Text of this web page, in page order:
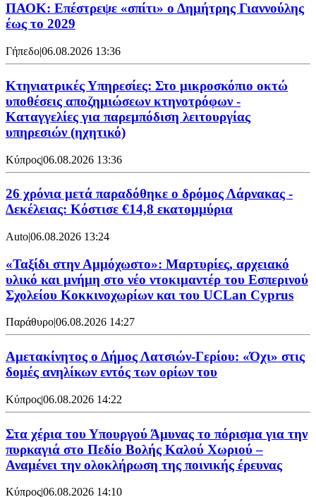
ΠΑΟΚ: Επέστρεψε «σπίτι» ο Δημήτρης Γιαννούλης
έως το 2029
Γήπεδο|06.08.2026 13:36
Κτηνιατρικές Υπηρεσίες: Στο μικροσκόπιο οκτώ
υποθέσεις αποζημιώσεων κτηνοτρόφων -
Καταγγελίες για παρεμπόδιση λειτουργίας
υπηρεσιών (ηχητικό)
Κύπρος|06.08.2026 13:36
26 χρόνια μετά παραδόθηκε ο δρόμος Λάρνακας -
Δεκέλειας: Κόστισε €14,8 εκατομμύρια
Auto|06.08.2026 13:24
«Ταξίδι στην Αμμόχωστο»: Μαρτυρίες, αρχειακό
υλικό και μνήμη στο νέο ντοκιμαντέρ του Εσπερινού
Σχολείου Κοκκινοχωρίων και του UCLan Cyprus
Παράθυρο|06.08.2026 14:27
Αμετακίνητος ο Δήμος Λατσιών-Γερίου: «Όχι» στις
δομές ανηλίκων εντός των ορίων του
Κύπρος|06.08.2026 14:22
Στα χέρια του Υπουργού Άμυνας το πόρισμα για την
πυρκαγιά στο Πεδίο Βολής Καλού Χωριού –
Αναμένει την ολοκλήρωση της ποινικής έρευνας
Κύπρος|06.08.2026 14:10